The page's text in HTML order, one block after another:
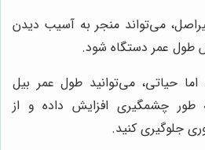
می‌تواند منجر به آسیب دیدن
طول عمر دستگاه شود.
حیاتی، می‌توانید طول عمر بیل
طور چشمگیری افزایش داده و از
جلوگیری کنید.